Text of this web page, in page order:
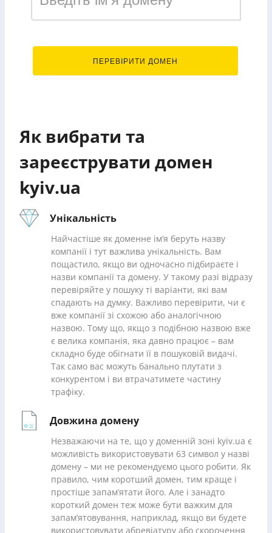
ПЕРЕВІРИТИ ДОМЕН
Як вибрати та
зареєструвати домен
kyiv.ua
Унікальність
Найчастіше як доменне ім’я беруть назву
компанії і тут важлива унікальність. Вам
пощастило, якщо ви одночасно підбираєте і
назви компанії та домену. У такому разі відразу
перевіряйте у пошуку ті варіанти, які вам
спадають на думку. Важливо перевірити, чи є
вже компанії зі схожою або аналогічною
назвою. Тому що, якщо з подібною назвою вже
є велика компанія, яка давно працює – вам
складно буде обігнати її в пошуковій видачі.
Так само вас можуть банально плутати з
конкурентом і ви втрачатимете частину
трафіку.
Довжина домену
Незважаючи на те, що у доменній зоні kyiv.ua є
можливість використовувати 63 символ у назві
домену – ми не рекомендуємо цього робити. Як
правило, чим коротший домен, тим краще і
простіше запам’ятати його. Але і занадто
короткий домен теж може бути важким для
запам’ятовування, наприклад, якщо ви будете
використовувати абревіатуру або скорочення